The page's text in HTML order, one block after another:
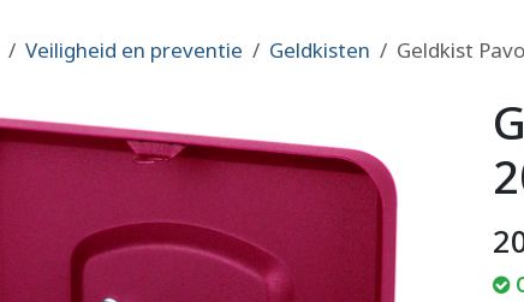
Veiligheid en preventie Geldkisten Geldkist